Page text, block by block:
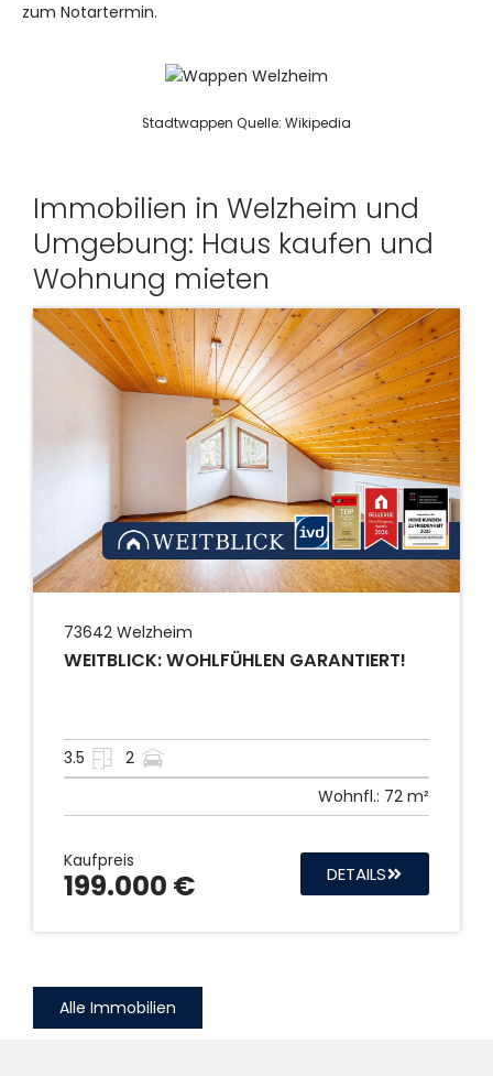
zum Notartermin.
Stadtwappen Quelle: Wikipedia
Immobilien in Welzheim und
Umgebung: Haus kaufen und
Wohnung mieten
73642 Welzheim
WEITBLICK: WOHLFÜHLEN GARANTIERT!
3.5
2
Wohnfl.: 72 m²
Kaufpreis
199.000 € DETAILS
Alle Immobilien